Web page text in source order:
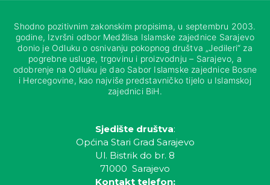
Shodno pozitivnim zakonskim propisima, u septembru 2003.
godine, Izvršni odbor Medžlisa Islamske zajednice Sarajevo
donio je Odluku o osnivanju pokopnog društva „Jedileri“ za
pogrebne usluge, trgovinu i proizvodnju – Sarajevo, a
odobrenje na Odluku je dao Sabor Islamske zajednice Bosne
i Hercegovine, kao najviše predstavničko tijelo u Islamskoj
zajednici BiH.
Sjedište društva:
Općina Stari Grad Sarajevo
Ul. Bistrik do br. 8
71000 Sarajevo
Kontakt telefon: